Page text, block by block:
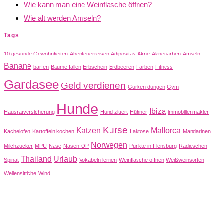
Wie kann man eine Weinflasche öffnen?
Wie alt werden Amseln?
Tags
10 gesunde Gewohnheiten Abenteuerreisen Adipositas Akne Aknenarben Amseln
Banane barfen Bäume fällen Erbschein Erdbeeren Farben Fitness
Gardasee Geld verdienen Gurken düngen Gym
Hausratversicherung Hunde Hund zittert Hühner Ibiza immobilienmakler
Kachelofen Kartoffeln kochen Katzen Kurse Laktose Mallorca Mandarinen
Milchzucker MPU Nase Nasen-OP Norwegen Punkte in Flensburg Radieschen
Spinat Thailand Urlaub Vokabeln lernen Weinflasche öffnen Weißweinsorten
Wellensittiche Wind